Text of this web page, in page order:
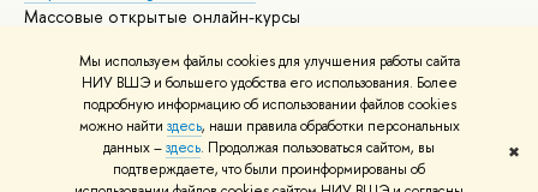
Мы используем файлы cookies для улучшения работы сайта
НИУ ВШЭ и большего удобства его использования. Более
подробную информацию об использовании файлов cookies
можно найти здесь, наши правила обработки персональных
данных –здесь. Продолжая пользоваться сайтом, вы
подтверждаете, что были проинформированы об
✖
Массовые открытые онлайн-курсы
© НИУ ВШЭ 1993–2026
Адреса и контакты
Условия использования материалов
Политика конфиденциальности